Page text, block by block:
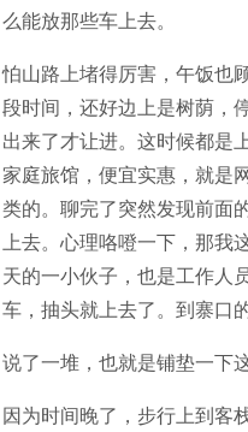
么能放那些车上去。
怕山路上堵得厉害，午饭也
段时间，还好边上是树荫，
出来了才让进。这时候都是
家庭旅馆，便宜实惠，就是
类的。聊完了突然发现前面
上去。心理咯噔一下，那
天的一小伙子，也是工作人
车，抽头就上去了。到寨口
说了一堆，也就是铺垫一下
因为时间晚了，步行上到客